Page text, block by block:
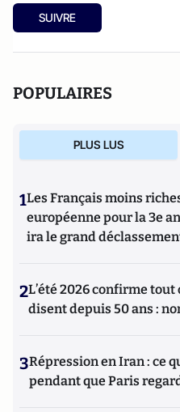
SUIVRE
POPULAIRES
PLUS LUS
1Les Français moins
européenne pour la 3e
ira le grand
2L’été 2026 confirme tout
disent depuis 50 ans :
3Répression en Iran : ce
pendant que Paris